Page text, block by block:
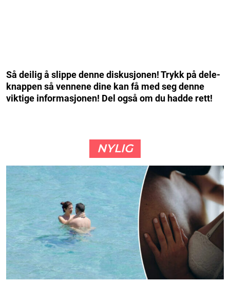
Så deilig å slippe denne diskusjonen! Trykk på dele-
knappen så vennene dine kan få med seg denne
viktige informasjonen! Del også om du hadde rett!
NYLIG